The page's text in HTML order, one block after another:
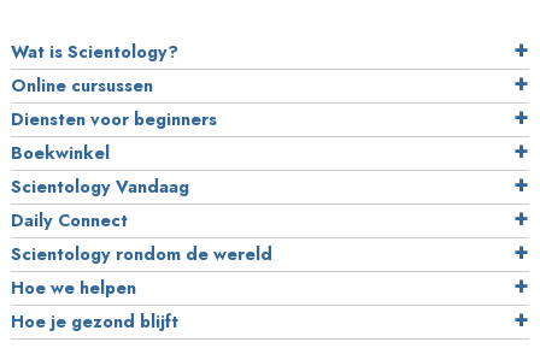
Wat is Scientology?
Online cursussen
Diensten voor beginners
Boekwinkel
Scientology Vandaag
Daily Connect
Scientology rondom de wereld
Hoe we helpen
Hoe je gezond blijft